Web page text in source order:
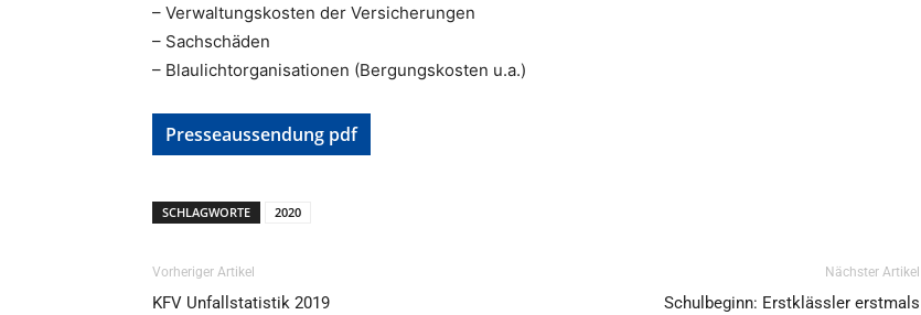
– Verwaltungskosten der Versicherungen
– Sachschäden
– Blaulichtorganisationen (Bergungskosten u.a.)
Presseaussendung pdf
SCHLAGWORTE 2020
Vorheriger Artikel
KFV Unfallstatistik 2019
Nächster Artikel
Schulbeginn: Erstklässler erstmals